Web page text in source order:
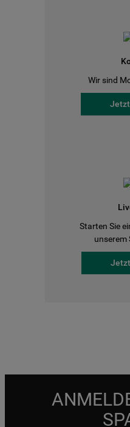
Wir sind
Starten Sie
unserem